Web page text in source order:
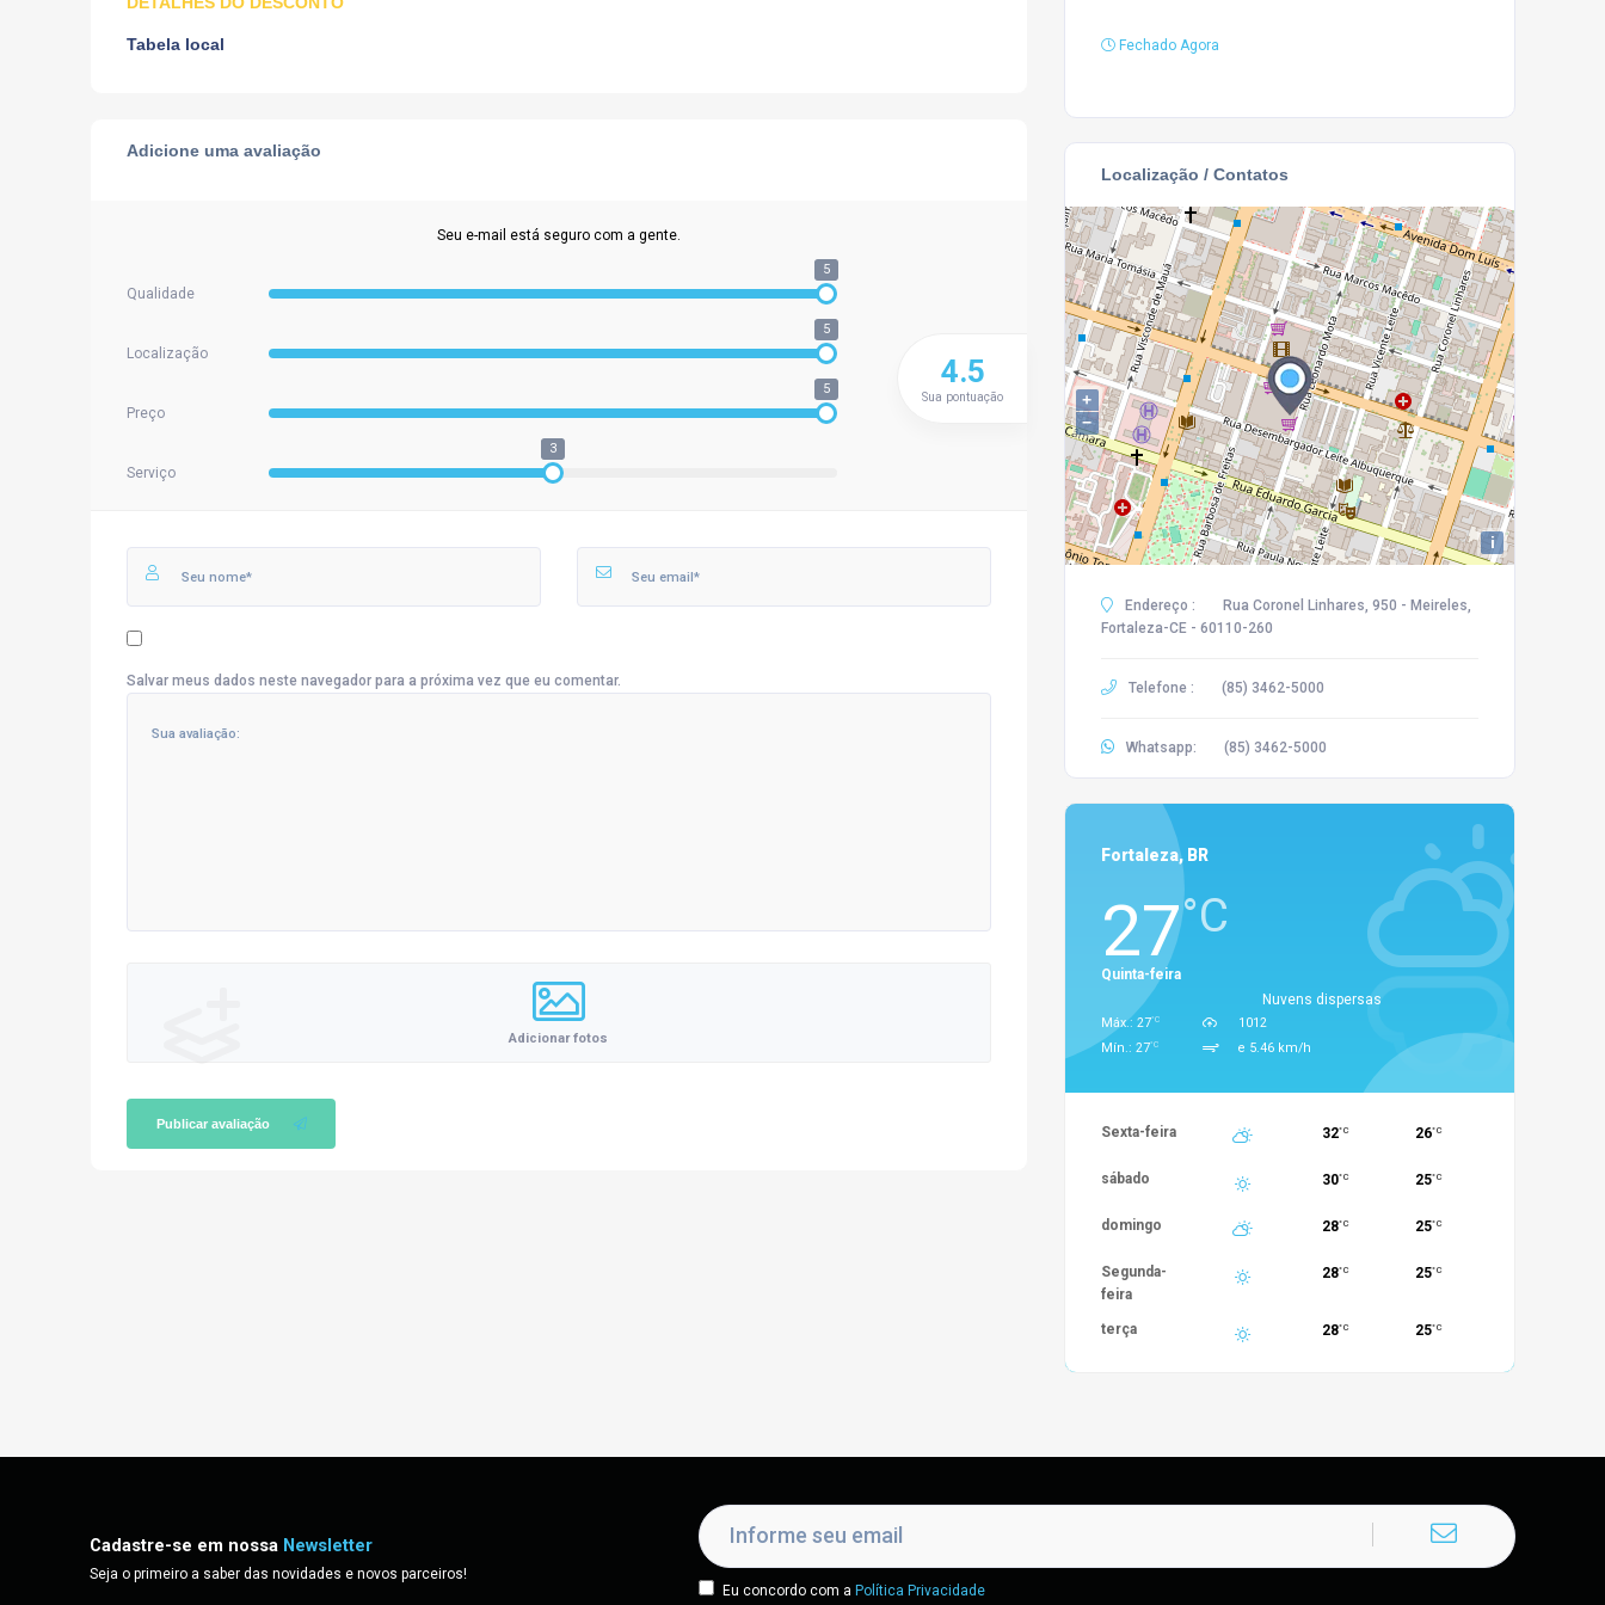
Tabela local
Adicione uma avaliação
Seu e-mail está seguro com a gente.
Qualidade
5
Localização
5
Preço
5
Serviço
3
4.5
Sua pontuação
Salvar meus dados neste navegador para a próxima vez que eu comentar.
Adicionar fotos
Publicar avaliação
Fechado Agora
Localização / Contatos
+
−
i
Endereço :
Rua Coronel Linhares, 950 - Meireles,
Fortaleza-CE - 60110-260
Telefone : (85) 3462-5000
Whatsapp: (85) 3462-5000
Fortaleza, BR
27°C
Nuvens dispersas
Quinta-feira
Máx.: 27°C
Mín.: 27°C
1012
e 5.46 km/h
Sexta-feira 32°C 26°C
sábado 30°C 25°C
domingo 28°C 25°C
Segunda-
feira
28°C 25°C
terça 28°C 25°C
Cadastre-se em nossa Newsletter
Seja o primeiro a saber das novidades e novos parceiros!
Eu concordo com a Política Privacidade